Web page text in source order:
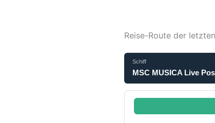
Reise-Route der
Schiff
MSC MUSICA Live